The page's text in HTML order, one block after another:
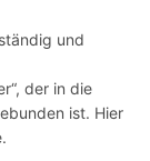
und
der in die
ist. Hier